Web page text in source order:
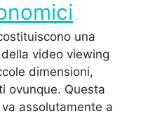
una
video viewing
dimensioni,
ovunque. Questa
assolutamente a